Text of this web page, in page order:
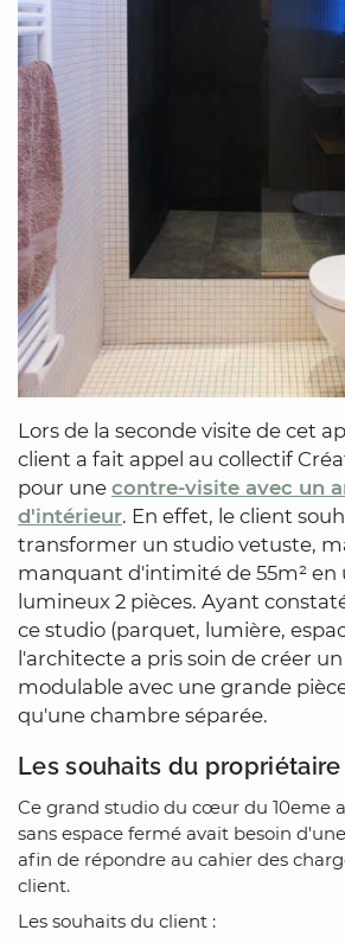
Lors de la seconde visite de cet
client a fait appel au collectif
pour une contre-visite avec un
d'intérieur. En effet, le client
transformer un studio vetuste,
manquant d'intimité de 55m² en
lumineux 2 pièces. Ayant
ce studio (parquet, lumière,
l'architecte a pris soin de créer
modulable avec une grande
qu'une chambre séparée.
Les souhaits du propriétaire
Ce grand studio du cœur du 10eme
sans espace fermé avait besoin
afin de répondre au cahier des
client.
Les souhaits du client :